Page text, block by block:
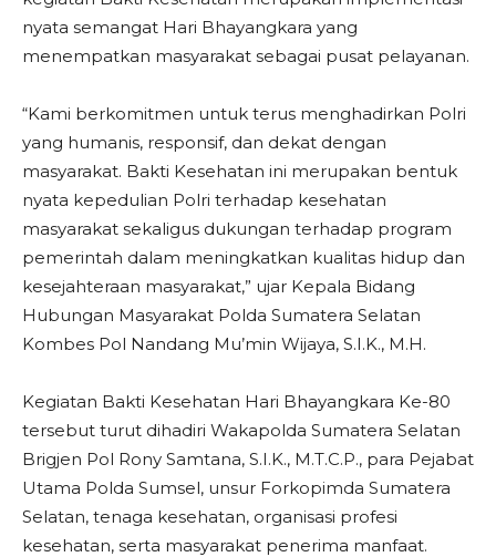
nyata semangat Hari Bhayangkara yang
menempatkan masyarakat sebagai pusat pelayanan.
“Kami berkomitmen untuk terus menghadirkan Polri
yang humanis, responsif, dan dekat dengan
masyarakat. Bakti Kesehatan ini merupakan bentuk
nyata kepedulian Polri terhadap kesehatan
masyarakat sekaligus dukungan terhadap program
pemerintah dalam meningkatkan kualitas hidup dan
kesejahteraan masyarakat,” ujar Kepala Bidang
Hubungan Masyarakat Polda Sumatera Selatan
Kombes Pol Nandang Mu’min Wijaya, S.I.K., M.H.
Kegiatan Bakti Kesehatan Hari Bhayangkara Ke-80
tersebut turut dihadiri Wakapolda Sumatera Selatan
Brigjen Pol Rony Samtana, S.I.K., M.T.C.P., para Pejabat
Utama Polda Sumsel, unsur Forkopimda Sumatera
Selatan, tenaga kesehatan, organisasi profesi
kesehatan, serta masyarakat penerima manfaat.